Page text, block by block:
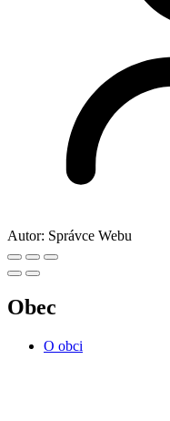
Autor: Správce Webu
Obec
O obci